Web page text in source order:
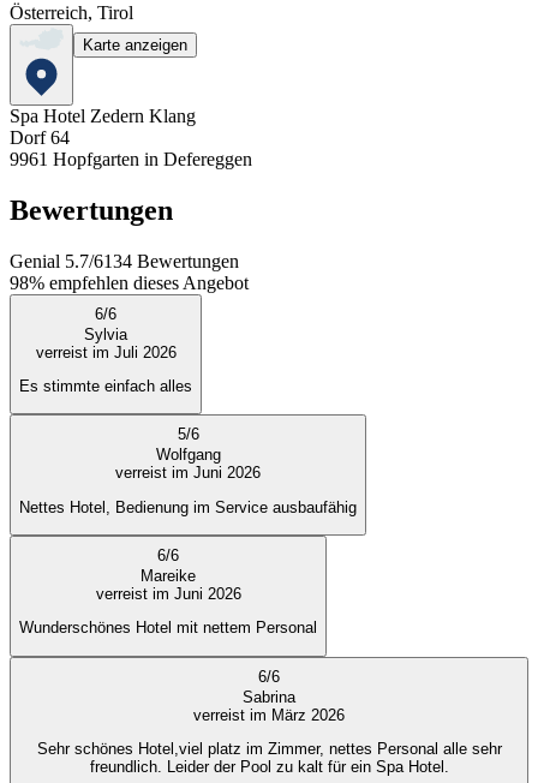
Österreich, Tirol
Karte anzeigen
Spa Hotel Zedern Klang
Dorf 64
9961 Hopfgarten in Defereggen
Bewertungen
Genial 5.7/6134 Bewertungen
98% empfehlen dieses Angebot
6/6
Sylvia
verreist im Juli 2026
Es stimmte einfach alles
5/6
Wolfgang
verreist im Juni 2026
Nettes Hotel, Bedienung im Service ausbaufähig
6/6
Mareike
verreist im Juni 2026
Wunderschönes Hotel mit nettem Personal
6/6
Sabrina
verreist im März 2026
Sehr schönes Hotel,viel platz im Zimmer, nettes Personal alle sehr
freundlich. Leider der Pool zu kalt für ein Spa Hotel.